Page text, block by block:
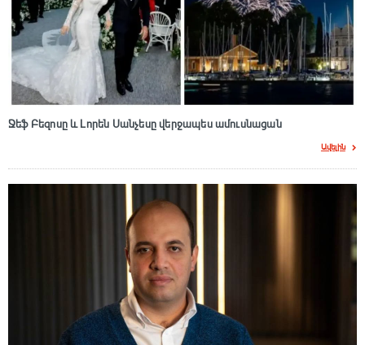
Ջեֆ Բեզոսը և Լորեն Սանչեսը վերջապես ամուսնացան
Ավելին